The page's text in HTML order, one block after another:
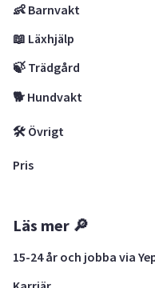
👶 Barnvakt
📖 Läxhjälp
🍃 Trädgård
🐕 Hundvakt
🛠 Övrigt
Pris
Läs mer 🔎
15-24 år och jobba via